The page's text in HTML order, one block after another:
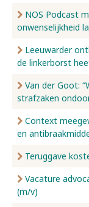
NOS Podcast
onwenselijkheid
Leeuwarder
de linkerborst
Van der Goot:
strafzaken
Context
en
Teruggave
Vacature
(m/v)